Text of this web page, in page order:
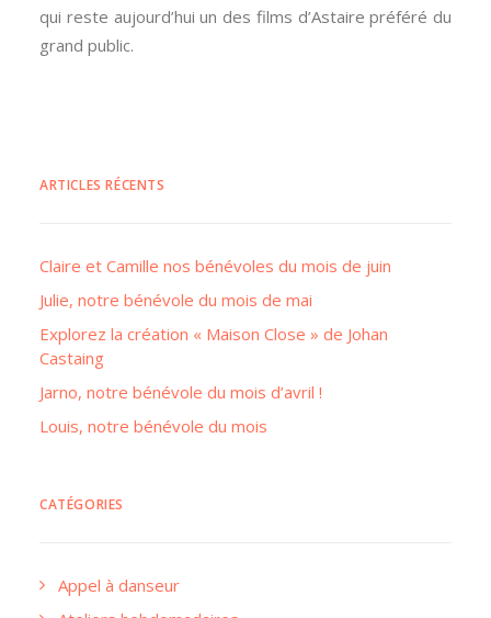
qui reste aujourd’hui un des films d’Astaire préféré du
grand public.
ARTICLES RÉCENTS
Claire et Camille nos bénévoles du mois de juin
Julie, notre bénévole du mois de mai
Explorez la création « Maison Close » de Johan
Castaing
Jarno, notre bénévole du mois d’avril !
Louis, notre bénévole du mois
CATÉGORIES
Appel à danseur